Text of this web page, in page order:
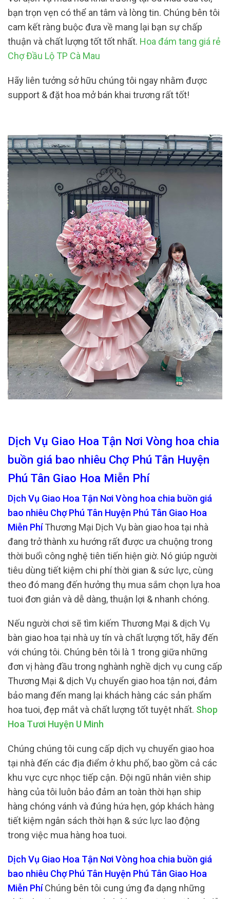
bạn trọn vẹn có thể an tâm và lòng tin. Chúng bên tôi
cam kết ràng buộc đưa về mang lại bạn sự chấp
thuận và chất lượng tốt tốt nhất. Hoa đám tang giá rẻ
Chợ Đầu Lộ TP Cà Mau
Hãy liên tưởng sở hữu chúng tôi ngay nhằm được
support & đặt hoa mở bán khai trương rất tốt!
Dịch Vụ Giao Hoa Tận Nơi Vòng hoa chia
buồn giá bao nhiêu Chợ Phú Tân Huyện
Phú Tân Giao Hoa Miễn Phí
Dịch Vụ Giao Hoa Tận Nơi Vòng hoa chia buồn giá
bao nhiêu Chợ Phú Tân Huyện Phú Tân Giao Hoa
Miễn PhíThương Mại Dịch Vụ bàn giao hoa tại nhà
đang trở thành xu hướng rất được ưa chuộng trong
thời buổi công nghệ tiên tiến hiện giờ. Nó giúp người
tiêu dùng tiết kiệm chi phí thời gian & sức lực, cùng
theo đó mang đến hưởng thụ mua sắm chọn lựa hoa
tuoi đơn giản và dễ dàng, thuận lợi & nhanh chóng.
Nếu người chơi sẽ tìm kiếm Thương Mại & dịch Vụ
bàn giao hoa tại nhà uy tín và chất lượng tốt, hãy đến
với chúng tôi. Chúng bên tôi là 1 trong giữa những
đơn vị hàng đầu trong nghành nghề dịch vụ cung cấp
Thương Mại & dịch Vụ chuyển giao hoa tận nơi, đảm
bảo mang đến mang lại khách hàng các sản phẩm
hoa tuoi, đẹp mắt và chất lượng tốt tuyệt nhất. Shop
Hoa Tươi Huyện U Minh
Chúng chúng tôi cung cấp dịch vụ chuyển giao hoa
tại nhà đến các địa điểm ở khu phố, bao gồm cả các
khu vực cực nhọc tiếp cận. Đội ngũ nhân viên ship
hàng của tôi luôn bảo đảm an toàn thời hạn ship
hàng chóng vánh và đúng hứa hẹn, góp khách hàng
tiết kiệm ngân sách thời hạn & sức lực lao động
trong việc mua hàng hoa tuoi.
Dịch Vụ Giao Hoa Tận Nơi Vòng hoa chia buồn giá
bao nhiêu Chợ Phú Tân Huyện Phú Tân Giao Hoa
Miễn PhíChúng bên tôi cung ứng đa dạng những